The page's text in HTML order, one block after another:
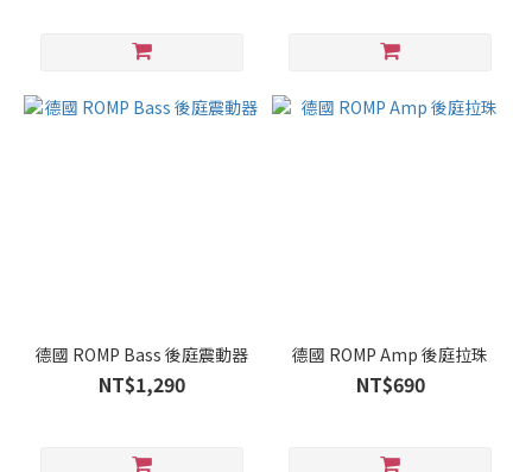
德國 ROMP Bass 後庭震動器
NT$1,290
德國 ROMP Amp 後庭拉珠
NT$690